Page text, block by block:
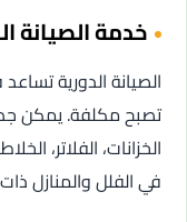
خدمة الصيانة
الصيانة الدورية
تصبح مكلفة. يمكن
الخزانات، الفلاتر،
في الفلل والمنازل